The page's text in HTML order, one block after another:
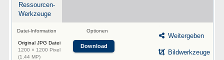
Ressourcen-
Werkzeuge
Datei-Information Optionen
Original JPG Datei
1200 × 1200 Pixel
(1.44 MP)
Download
Weitergeben
Bildwerkzeuge